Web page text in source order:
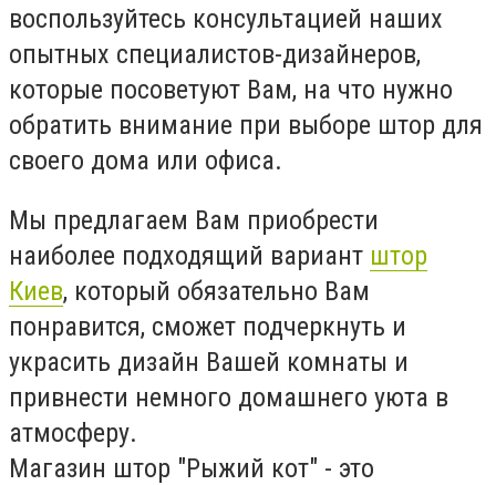
воспользуйтесь консультацией наших
опытных специалистов-дизайнеров,
которые посоветуют Вам, на что нужно
обратить внимание при выборе штор для
своего дома или офиса.
Мы предлагаем Вам приобрести
наиболее подходящий вариант штор
Киев, который обязательно Вам
понравится, сможет подчеркнуть и
украсить дизайн Вашей комнаты и
привнести немного домашнего уюта в
атмосферу.
Магазин штор "Рыжий кот" - это